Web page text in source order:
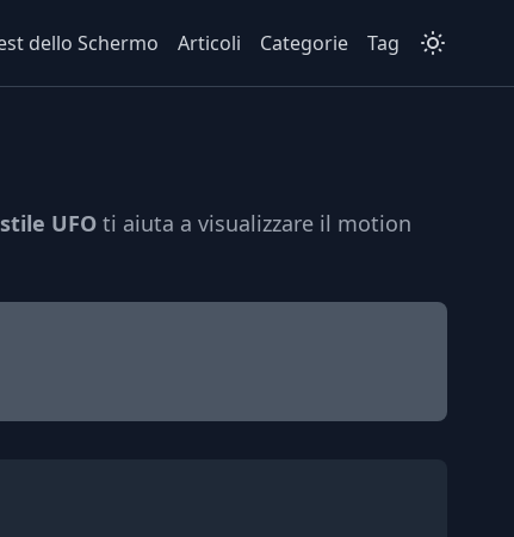
dello Schermo Articoli Categorie Tag
UFO ti aiuta a visualizzare il motion